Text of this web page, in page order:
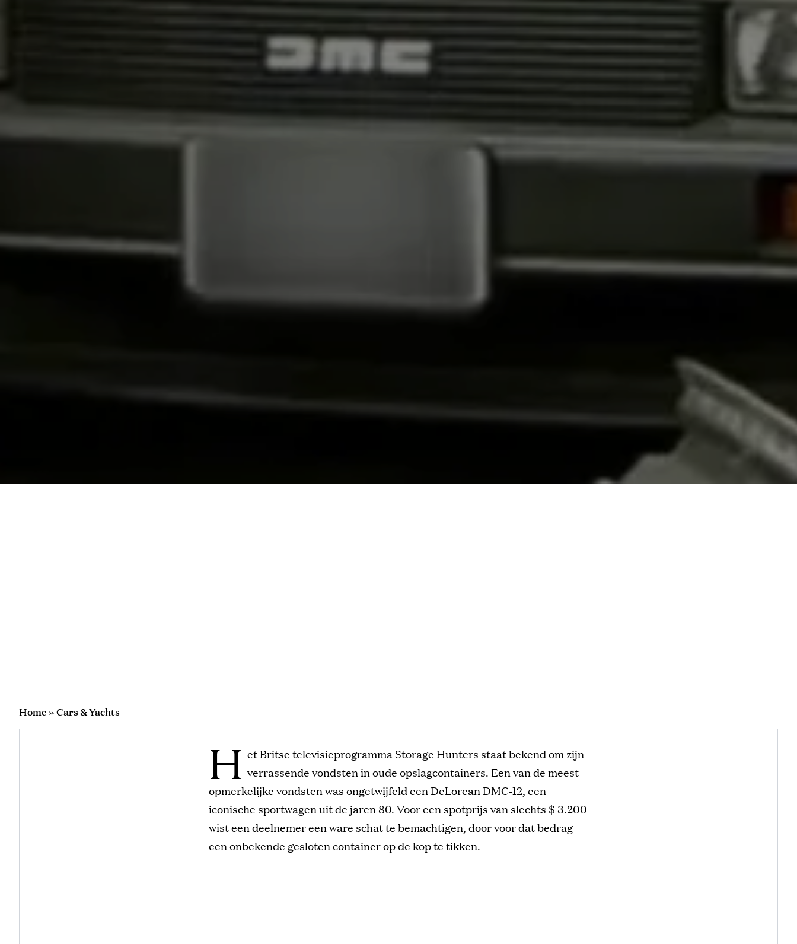
Home»Cars & Yachts
H et Britse televisieprogramma Storage Hunters staat bekend om zijn
verrassende vondsten in oude opslagcontainers. Een van de meest
opmerkelijke vondsten was ongetwijfeld een DeLorean DMC-12, een
iconische sportwagen uit de jaren 80. Voor een spotprijs van slechts $ 3.200
wist een deelnemer een ware schat te bemachtigen, door voor dat bedrag
een onbekende gesloten container op de kop te tikken.